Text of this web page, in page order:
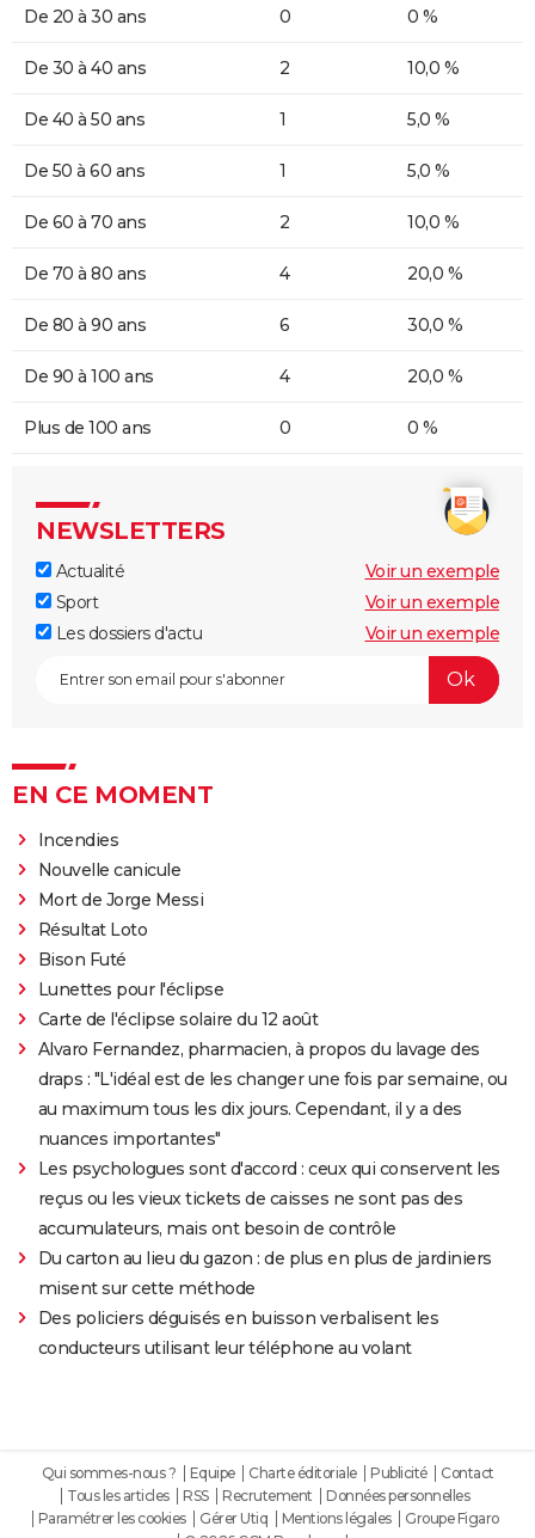
De 20 à 30 ans 0 0 %
De 30 à 40 ans 2 10,0 %
De 40 à 50 ans 1 5,0 %
De 50 à 60 ans 1 5,0 %
De 60 à 70 ans 2 10,0 %
De 70 à 80 ans 4 20,0 %
De 80 à 90 ans 6 30,0 %
De 90 à 100 ans 4 20,0 %
Plus de 100 ans 0 0 %
NEWSLETTERS
Actualité
Voir un exemple
Sport
Voir un exemple
Les dossiers d'actu
Voir un exemple
EN CE MOMENT
Incendies
Nouvelle canicule
Mort de Jorge Messi
Résultat Loto
Bison Futé
Lunettes pour l'éclipse
Carte de l'éclipse solaire du 12 août
Alvaro Fernandez, pharmacien, à propos du lavage des
draps : "L'idéal est de les changer une fois par semaine, ou
au maximum tous les dix jours. Cependant, il y a des
nuances importantes"
Les psychologues sont d'accord : ceux qui conservent les
reçus ou les vieux tickets de caisses ne sont pas des
accumulateurs, mais ont besoin de contrôle
Du carton au lieu du gazon : de plus en plus de jardiniers
misent sur cette méthode
Des policiers déguisés en buisson verbalisent les
conducteurs utilisant leur téléphone au volant
Qui sommes-nous ? Equipe Charte éditoriale Publicité
Contact
Tous les articles
RSS Recrutement
Données personnelles
Paramétrer les cookies
Gérer Utiq Mentions légales
Groupe Figaro